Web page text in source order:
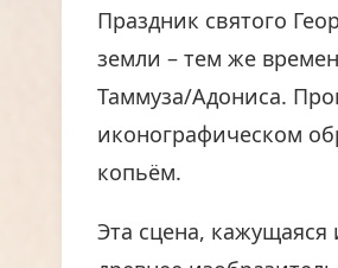
Праздник святого
земли – тем же
Таммуза/Адониса.
иконографическом
копьём.
Эта сцена, кажущаяся